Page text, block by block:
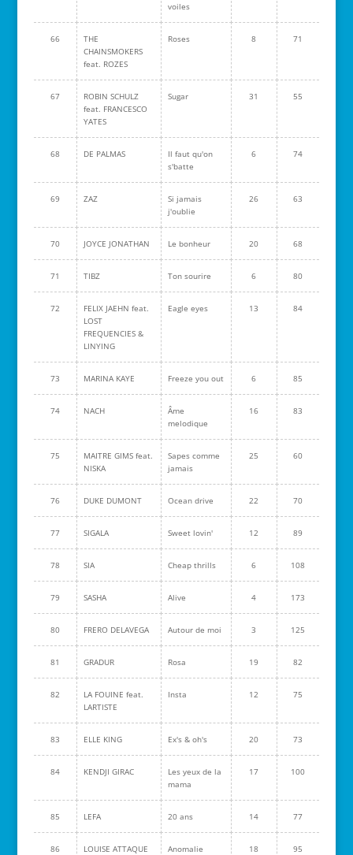
voiles
66
THE
CHAINSMOKERS
feat. ROZES
Roses 8 71
67
ROBIN SCHULZ
feat. FRANCESCO
YATES
Sugar 31 55
68 DE PALMAS
Il faut qu'on
s'batte
6 74
69 ZAZ
Si jamais
j'oublie
26 63
70 JOYCE JONATHAN Le bonheur 20 68
71 TIBZ Ton sourire 6 80
72
FELIX JAEHN feat.
LOST
FREQUENCIES &
LINYING
Eagle eyes 13 84
73 MARINA KAYE Freeze you out 6 85
74 NACH
Âme
melodique
16 83
75
MAITRE GIMS feat.
NISKA
Sapes comme
jamais
25 60
76 DUKE DUMONT Ocean drive 22 70
77 SIGALA Sweet lovin' 12 89
78 SIA Cheap thrills 6 108
79 SASHA Alive 4 173
80 FRERO DELAVEGA Autour de moi 3 125
81 GRADUR Rosa 19 82
82
LA FOUINE feat.
LARTISTE
Insta 12 75
83 ELLE KING Ex's & oh's 20 73
84 KENDJI GIRAC
Les yeux de la
mama
17 100
85 LEFA 20 ans 14 77
86 LOUISE ATTAQUE Anomalie 18 95